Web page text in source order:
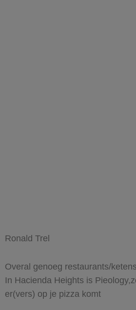
Ronald Trel
Overal genoeg restaurants/
In Hacienda Heights is
er(vers) op je pizza komt